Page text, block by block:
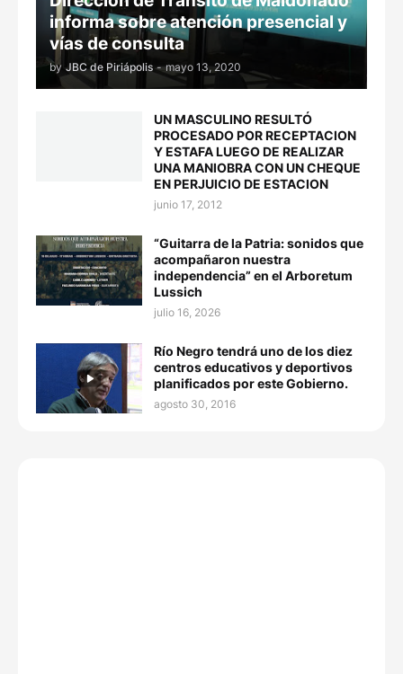
informa sobre atención presencial y
vías de consulta
by JBC de Piriápolis - mayo 13, 2020
UN MASCULINO RESULTÓ
PROCESADO POR RECEPTACION
Y ESTAFA LUEGO DE REALIZAR
UNA MANIOBRA CON UN CHEQUE
EN PERJUICIO DE ESTACION
junio 17, 2012
“Guitarra de la Patria: sonidos que
acompañaron nuestra
independencia” en el Arboretum
Lussich
julio 16, 2026
Río Negro tendrá uno de los diez
centros educativos y deportivos
planificados por este Gobierno.
agosto 30, 2016